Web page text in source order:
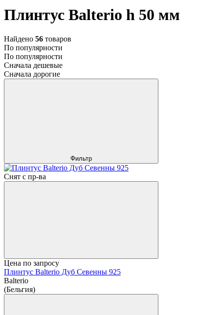
Плинтус Balterio h 50 мм
Найдено 56 товаров
По популярности
По популярности
Сначала дешевые
Сначала дорогие
Фильтр
Снят с пр-ва
Цена по запросу
Плинтус Balterio Дуб Севенны 925
Balterio
(Бельгия)